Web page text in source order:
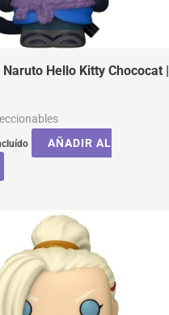
Naruto Hello Kitty Chococat |
AÑADIR AL